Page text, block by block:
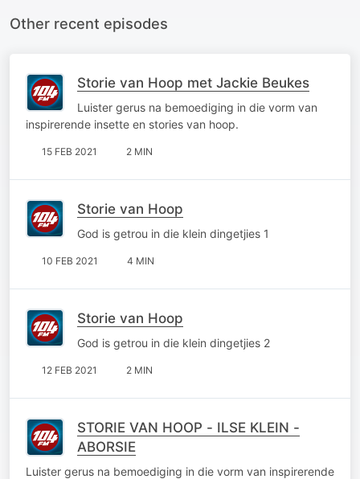
Other recent episodes
Storie van Hoop met Jackie Beukes
Luister gerus na bemoediging in die vorm van
inspirerende insette en stories van hoop.
15 FEB 2021 2 MIN
Storie van Hoop
God is getrou in die klein dingetjies 1
10 FEB 2021 4 MIN
Storie van Hoop
God is getrou in die klein dingetjies 2
12 FEB 2021 2 MIN
STORIE VAN HOOP - ILSE KLEIN -
ABORSIE
Luister gerus na bemoediging in die vorm van inspirerende